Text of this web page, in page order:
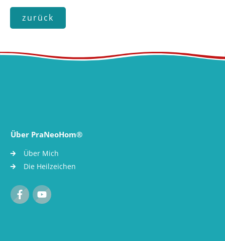
zurück
Über PraNeoHom®
Über Mich
Die Heilzeichen